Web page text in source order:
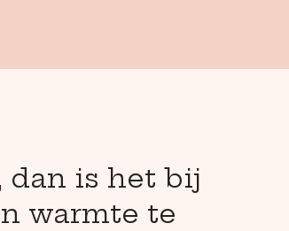
dan is het bij
warmte te